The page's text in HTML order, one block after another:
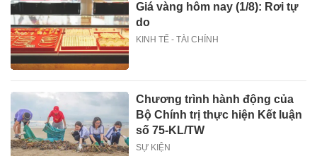
Giá vàng hôm nay (1/8): Rơi tự
do
KINH TẾ - TÀI CHÍNH
Chương trình hành động của
Bộ Chính trị thực hiện Kết luận
số 75-KL/TW
SỰ KIỆN